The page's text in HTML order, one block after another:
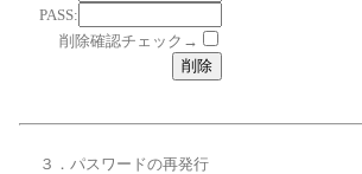
PASS:
削除確認チェック→
３．パスワードの再発行